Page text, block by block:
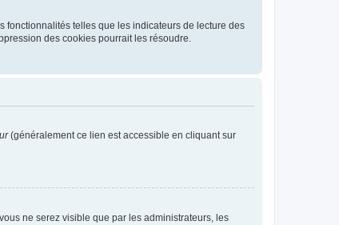
fonctionnalités telles que les indicateurs de lecture des
des cookies pourrait les résoudre.
(généralement ce lien est accessible en cliquant sur
ne serez visible que par les administrateurs, les